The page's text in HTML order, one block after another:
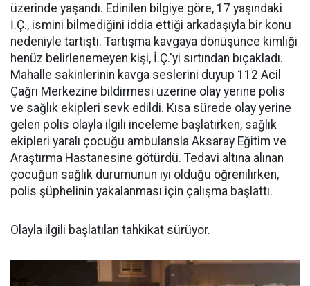
üzerinde yaşandı. Edinilen bilgiye göre, 17 yaşındaki
İ.Ç., ismini bilmediğini iddia ettiği arkadaşıyla bir konu
nedeniyle tartıştı. Tartışma kavgaya dönüşünce kimliği
henüz belirlenemeyen kişi, İ.Ç.'yi sırtından bıçakladı.
Mahalle sakinlerinin kavga seslerini duyup 112 Acil
Çağrı Merkezine bildirmesi üzerine olay yerine polis
ve sağlık ekipleri sevk edildi. Kısa sürede olay yerine
gelen polis olayla ilgili inceleme başlatırken, sağlık
ekipleri yaralı çocuğu ambulansla Aksaray Eğitim ve
Araştırma Hastanesine götürdü. Tedavi altına alınan
çocuğun sağlık durumunun iyi olduğu öğrenilirken,
polis şüphelinin yakalanması için çalışma başlattı.
Olayla ilgili başlatılan tahkikat sürüyor.